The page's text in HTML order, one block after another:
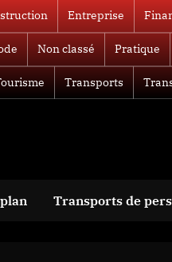
Entreprise
Non classé Pratique
Transports
Transports de